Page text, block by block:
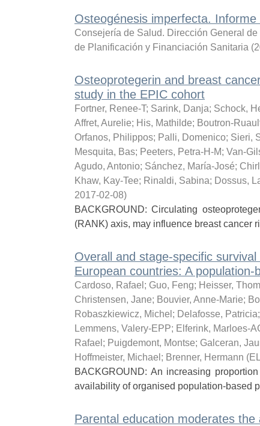
Osteogénesis imperfecta.
Consejería de Salud. Dirección General
de Planificación y Financiación Sanitaria (
Osteoprotegerin and breast
study in the EPIC cohort
Fortner, Renee-T; Sarink, Danja; Schock,
Affret, Aurelie; His, Mathilde; Boutron-
Orfanos, Philippos; Palli, Domenico; Sieri,
Mesquita, Bas; Peeters, Petra-H-M; Van-
Agudo, Antonio; Sánchez, María-José;
Khaw, Kay-Tee; Rinaldi, Sabina; Dossus,
2017-02-08)
BACKGROUND: Circulating
(RANK) axis, may influence breast cancer
Overall and stage-specific
European countries: A
Cardoso, Rafael ; Guo, Feng; Heisser,
Christensen, Jane; Bouvier, Anne-Marie;
Robaszkiewicz, Michel ; Delafosse, Patricia;
Lemmens, Valery-EPP; Elferink, Marloes-
Rafael ; Puigdemont, Montse; Galceran,
Hoffmeister, Michael ; Brenner, Hermann (
BACKGROUND: An increasing
availability of organised population-based
Parental education moderates